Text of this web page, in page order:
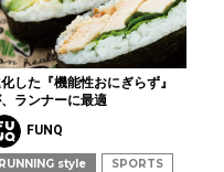
した『機能性おにぎらず』
ランナーに最適
FUNQ
RUNNING style SPORTS